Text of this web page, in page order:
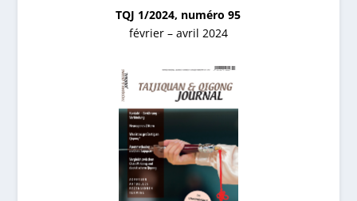
TQJ 1/2024, numéro 95
février – avril 2024